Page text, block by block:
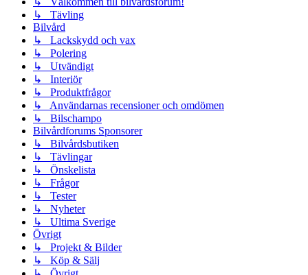
↳ Tävling
Bilvård
↳ Lackskydd och vax
↳ Polering
↳ Utvändigt
↳ Interiör
↳ Produktfrågor
↳ Användarnas recensioner och omdömen
↳ Bilschampo
Bilvårdforums Sponsorer
↳ Bilvårdsbutiken
↳ Tävlingar
↳ Önskelista
↳ Frågor
↳ Tester
↳ Nyheter
↳ Ultima Sverige
Övrigt
↳ Projekt & Bilder
↳ Köp & Sälj